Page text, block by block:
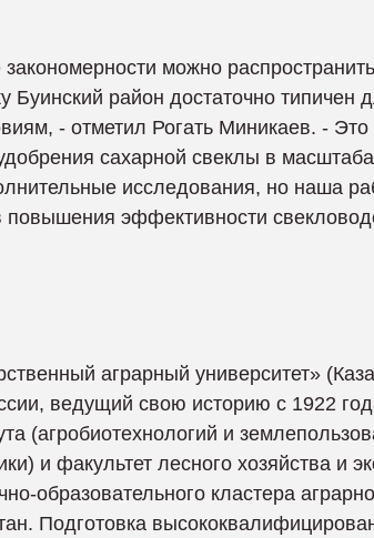
можно
Буинский район достаточно типичен
- отметил Рогать Миникаев. -
сахарной свеклы в
исследования, но наша
повышения эффективности
аграрный университет»
ведущий свою историю с 1922
(агробиотехнологий и
и факультет лесного хозяйства и
образовательного кластера
Подготовка